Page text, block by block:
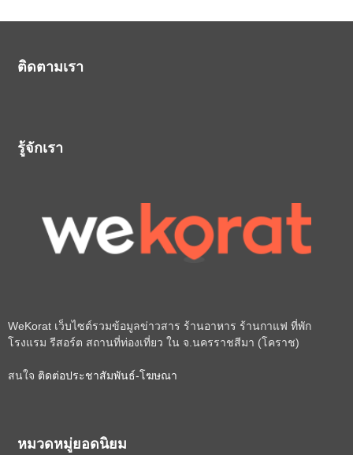
ติดตามเรา
รู้จักเรา
WeKorat เว็บไซต์รวมข้อมูลข่าวสาร ร้านอาหาร ร้านกาแฟ ที่พัก
โรงแรม รีสอร์ต สถานที่ท่องเที่ยว ใน จ.นครราชสีมา (โคราช)
สนใจ ติดต่อประชาสัมพันธ์-โฆษณา
หมวดหมู่ยอดนิยม